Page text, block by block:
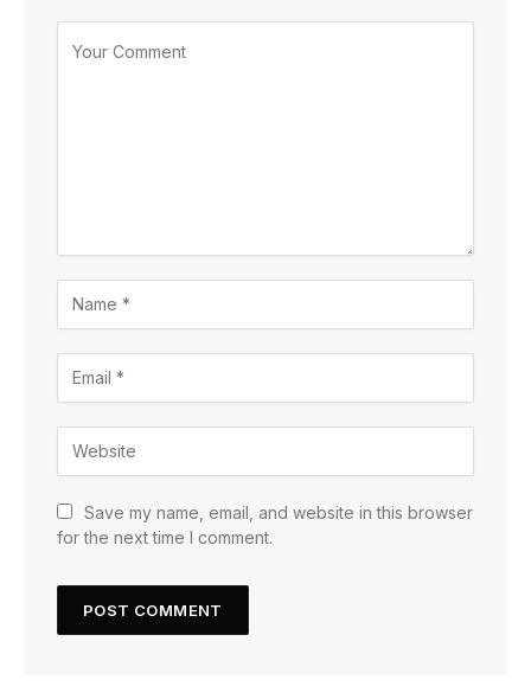
Save my name, email, and website in this browser
for the next time I comment.